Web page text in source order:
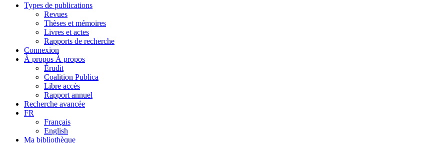
Types de publications
Revues
Thèses et mémoires
Livres et actes
Rapports de recherche
Connexion
À propos À propos
Érudit
Coalition Publica
Libre accès
Rapport annuel
Recherche avancée
FR
Français
English
Ma bibliothèque